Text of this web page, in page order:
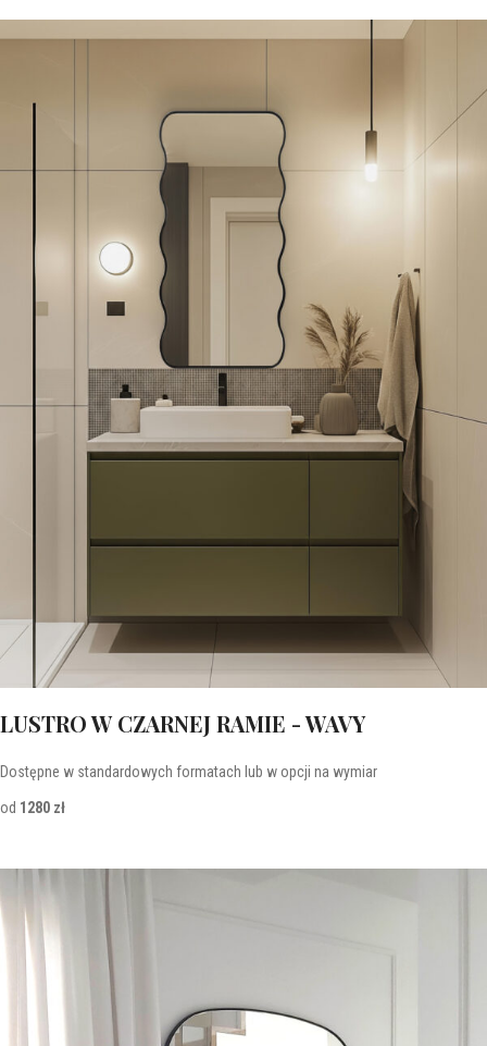
LUSTRO W CZARNEJ RAMIE - WAVY
Dostępne w standardowych formatach lub w opcji na wymiar
od 1280 zł